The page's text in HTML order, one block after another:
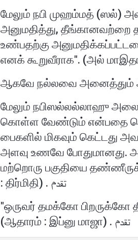
மேலும் நபி முஹம்மத் (ஸல்)
அனுமதித்து, தீங்கானவற்றை
உண்பதற்கு
ஆகவே நல்லவை அனைத்தும்
மேலும் நபிஸல்லல்லாஹு
கொள்ள வேண்டும் என்பதை
பைகளில் மிகவும் கெட்டது
அளவு உணவே போதுமானது.
மற்றொரு பகுதியை
: திர்மிதி) . تقدم
"ஒருவர் தமக்கோ
(ஆதாரம் : இப்னு மாஜா) . تقدم